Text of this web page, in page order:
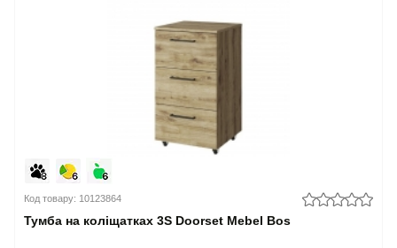
Код товару: 10123864
Тумба на коліщатках 3S Doorset Mebel Bos